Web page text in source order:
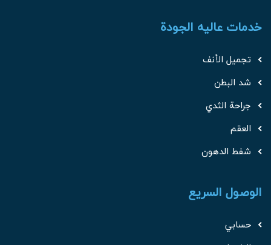
خدمات عالیه الجودة
تجميل الأنف
شد البطن
جراحة الثدي
العقم
شفط الدهون
الوصول السريع
حسابي